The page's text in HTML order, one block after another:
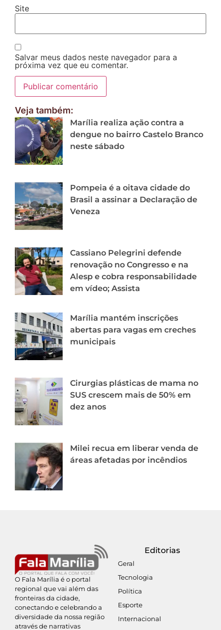
Site
Salvar meus dados neste navegador para a
próxima vez que eu comentar.
Veja também:
Marília realiza ação contra a
dengue no bairro Castelo Branco
neste sábado
Pompeia é a oitava cidade do
Brasil a assinar a Declaração de
Veneza
Cassiano Pelegrini defende
renovação no Congresso e na
Alesp e cobra responsabilidade
em vídeo; Assista
Marília mantém inscrições
abertas para vagas em creches
municipais
Cirurgias plásticas de mama no
SUS crescem mais de 50% em
dez anos
Milei recua em liberar venda de
áreas afetadas por incêndios
O Fala Marília é o portal
regional que vai além das
fronteiras da cidade,
conectando e celebrando a
diversidade da nossa região
através de narrativas
Editorias
Geral
Tecnologia
Política
Esporte
Internacional